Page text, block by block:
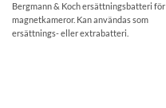
Bergmann & Koch ersättningsbatteri för
magnetkameror. Kan användas som
ersättnings- eller extrabatteri.